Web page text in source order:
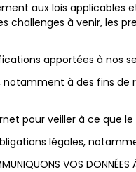
aux lois applicables
challenges à venir, les
apportées à nos
à des fins de
pour veiller à ce que
légales,
VOS DONNÉES